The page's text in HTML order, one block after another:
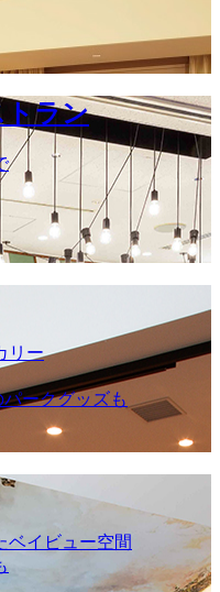
トラン
リー
ークグッズも
ベイビュー空間